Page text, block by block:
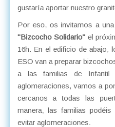
gustaría aportar nuestro
Por eso, os invitamos a una
"Bizcocho Solidario"el
16h. En el edificio de abajo,
ESO van a preparar
a las familias de Infantil
aglomeraciones, vamos a
cercanos a todas las
manera, las familias
evitar aglomeraciones.